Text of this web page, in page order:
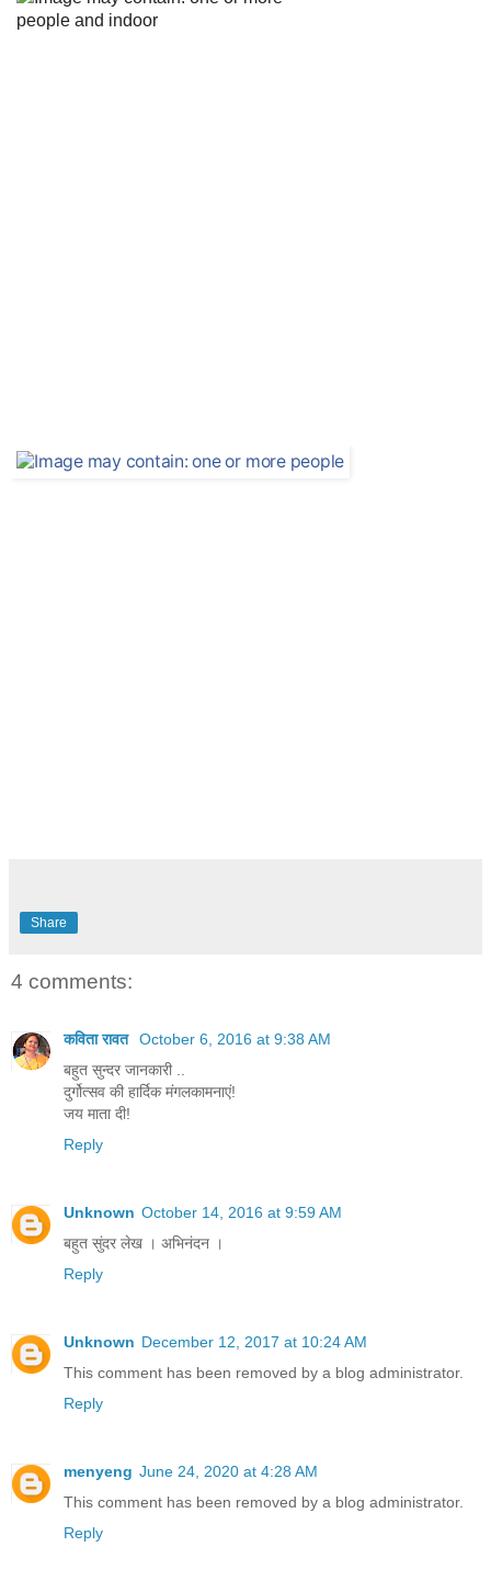
Share
4 comments:
कविता रावत October 6, 2016 at 9:38 AM
बहुत सुन्दर जानकारी ..
दुर्गोत्सव की हार्दिक मंगलकामनाएं!
जय माता दी!
Reply
Unknown October 14, 2016 at 9:59 AM
बहुत सुंदर लेख । अभिनंदन ।
Reply
Unknown December 12, 2017 at 10:24 AM
This comment has been removed by a blog administrator.
Reply
menyeng June 24, 2020 at 4:28 AM
This comment has been removed by a blog administrator.
Reply